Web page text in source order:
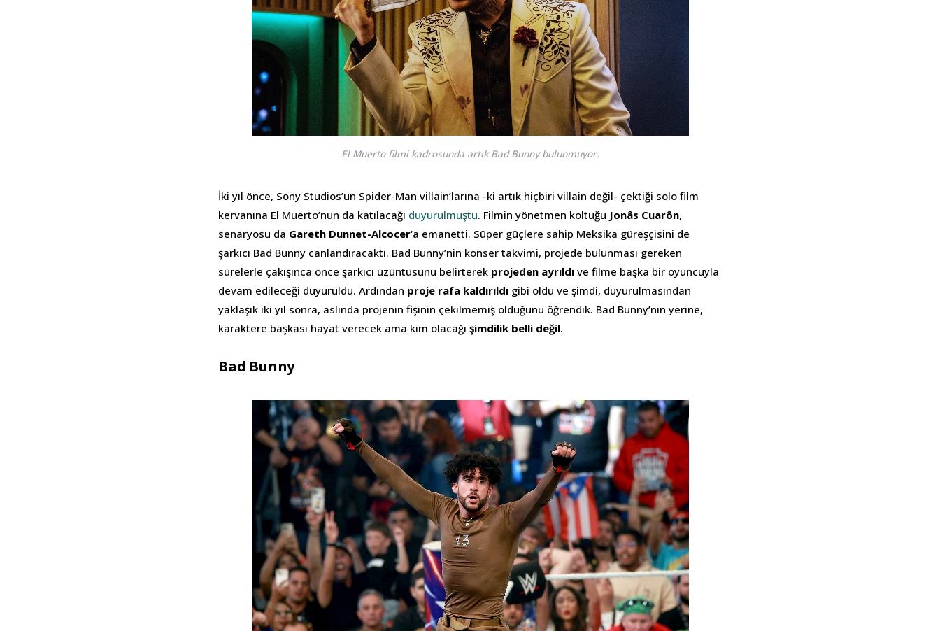
El Muerto filmi kadrosunda artık Bad Bunny bulunmuyor.
İki yıl önce, Sony Studios’un Spider-Man villain’larına -ki artık hiçbiri villain değil- çektiği solo film
kervanına El Muerto’nun da katılacağı duyurulmuştu. Filmin yönetmen koltuğu Jonâs Cuarôn,
senaryosu da Gareth Dunnet-Alcocer‘a emanetti. Süper güçlere sahip Meksika güreşçisini de
şarkıcı Bad Bunny canlandıracaktı. Bad Bunny’nin konser takvimi, projede bulunması gereken
sürelerle çakışınca önce şarkıcı üzüntüsünü belirterek projeden ayrıldı ve filme başka bir oyuncuyla
devam edileceği duyuruldu. Ardından proje rafa kaldırıldı gibi oldu ve şimdi, duyurulmasından
yaklaşık iki yıl sonra, aslında projenin fişinin çekilmemiş olduğunu öğrendik. Bad Bunny’nin yerine,
karaktere başkası hayat verecek ama kim olacağı şimdilik belli değil.
Bad Bunny